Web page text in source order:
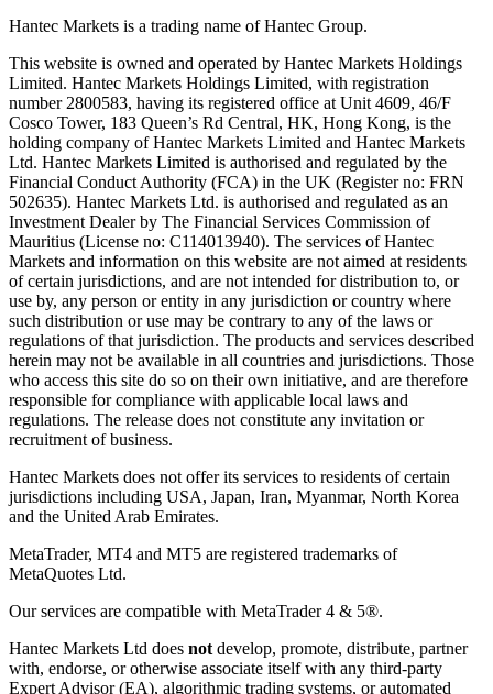
Hantec Markets is a trading name of Hantec Group.
This website is owned and operated by Hantec Markets Holdings
Limited. Hantec Markets Holdings Limited, with registration
number 2800583, having its registered office at Unit 4609, 46/F
Cosco Tower, 183 Queen’s Rd Central, HK, Hong Kong, is the
holding company of Hantec Markets Limited and Hantec Markets
Ltd. Hantec Markets Limited is authorised and regulated by the
Financial Conduct Authority (FCA) in the UK (Register no: FRN
502635). Hantec Markets Ltd. is authorised and regulated as an
Investment Dealer by The Financial Services Commission of
Mauritius (License no: C114013940). The services of Hantec
Markets and information on this website are not aimed at residents
of certain jurisdictions, and are not intended for distribution to, or
use by, any person or entity in any jurisdiction or country where
such distribution or use may be contrary to any of the laws or
regulations of that jurisdiction. The products and services described
herein may not be available in all countries and jurisdictions. Those
who access this site do so on their own initiative, and are therefore
responsible for compliance with applicable local laws and
regulations. The release does not constitute any invitation or
recruitment of business.
Hantec Markets does not offer its services to residents of certain
jurisdictions including USA, Japan, Iran, Myanmar, North Korea
and the United Arab Emirates.
MetaTrader, MT4 and MT5 are registered trademarks of
MetaQuotes Ltd.
Our services are compatible with MetaTrader 4 & 5®.
Hantec Markets Ltd does notdevelop, promote, distribute, partner
with, endorse, or otherwise associate itself with any third-party
Expert Advisor (EA), algorithmic trading systems, or automated